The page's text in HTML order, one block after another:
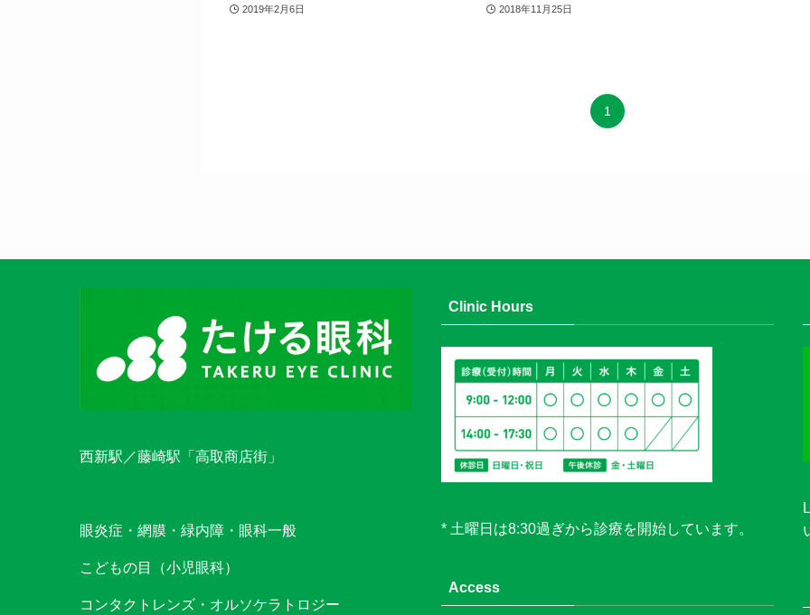
2019年2月6日 2018年11月25日
1
西新駅／藤崎駅「高取商店街」
眼炎症・網膜・緑内障・眼科一般
こどもの目（小児眼科）
コンタクトレンズ・オルソケラトロジー
Clinic Hours
* 土曜日は8:30過ぎから診療を開始しています。
Access